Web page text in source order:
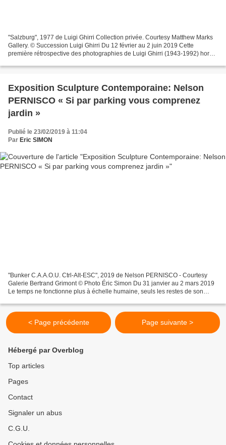
"Salzburg", 1977 de Luigi Ghirri Collection privée. Courtesy Matthew Marks
Gallery. © Succession Luigi Ghirri Du 12 février au 2 juin 2019 Cette
première rétrospective des photographies de Luigi Ghirri (1943-1992) hors
Exposition Sculpture Contemporaine: Nelson
PERNISCO « Si par parking vous comprenez
jardin »
Publié le 23/02/2019 à 11:04
Par Eric SIMON
"Bunker C.A.A.O.U. Ctrl-Alt-ESC", 2019 de Nelson PERNISCO - Courtesy
Galerie Bertrand Grimont © Photo Éric Simon Du 31 janvier au 2 mars 2019
Le temps ne fonctionne plus à échelle humaine, seuls les restes de son
< Page précédente Page suivante >
Hébergé par Overblog
Top articles
Pages
Contact
Signaler un abus
C.G.U.